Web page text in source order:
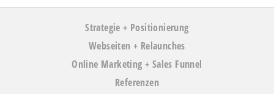
Strategie + Positionierung
Webseiten + Relaunches
Online Marketing + Sales Funnel
Referenzen